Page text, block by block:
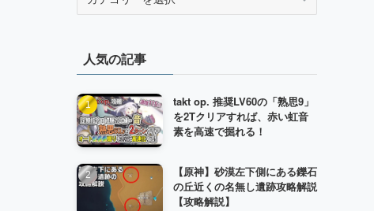
ー人気の記事
takt op. 推奨LV60の「熟思9」
を2Tクリアすれば、赤い虹音
素を高速で掘れる！
【原神】砂漠左下側にある鑠石
の丘近くの名無し遺跡攻略解説
【攻略解説】